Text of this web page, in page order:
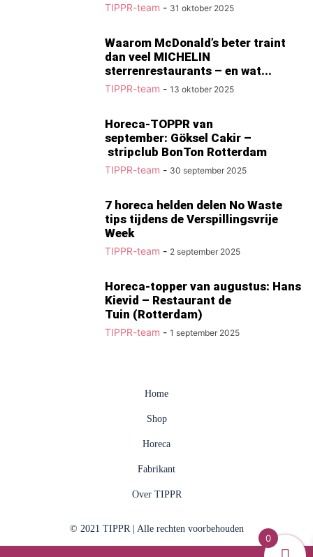
TIPPR-team - 31 oktober 2025
Waarom McDonald’s beter traint
dan veel MICHELIN
sterrenrestaurants – en wat...
TIPPR-team - 13 oktober 2025
Horeca-TOPPR van
september: Göksel Cakir –
stripclub BonTon Rotterdam
TIPPR-team - 30 september 2025
7 horeca helden delen No Waste
tips tijdens de Verspillingsvrije
Week
TIPPR-team - 2 september 2025
Horeca-topper van augustus: Hans
Kievid – Restaurant de
Tuin (Rotterdam)
TIPPR-team - 1 september 2025
Home
Shop
Horeca
Fabrikant
Over TIPPR
© 2021 TIPPR | Alle rechten voorbehouden
0